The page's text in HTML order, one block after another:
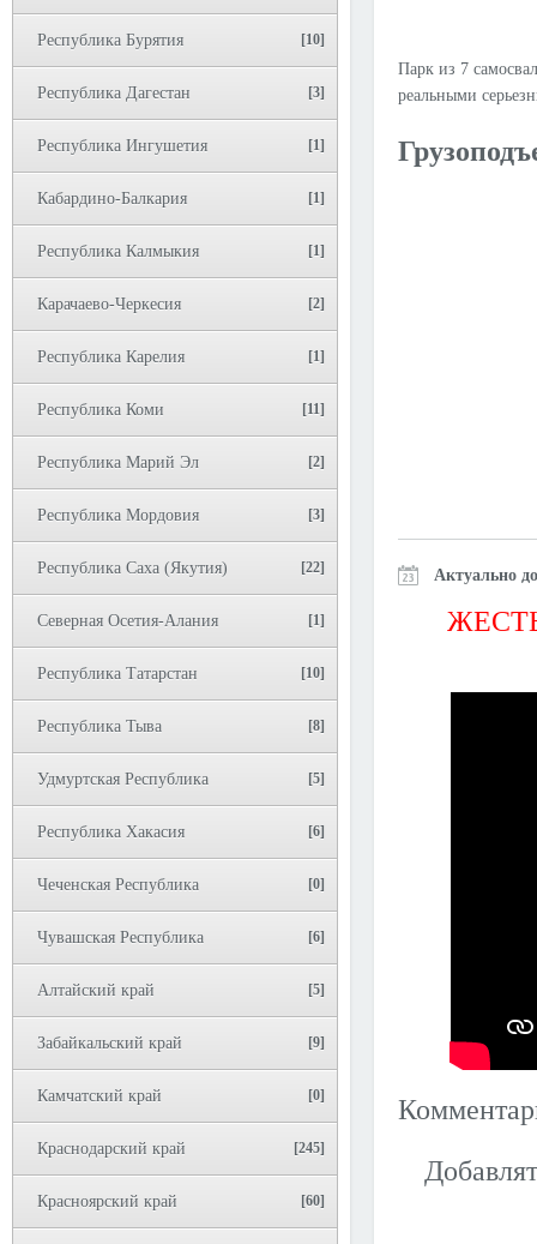
Республика Бурятия [10]
Республика Дагестан [3]
Республика Ингушетия [1]
Кабардино-Балкария [1]
Республика Калмыкия [1]
Карачаево-Черкесия [2]
Республика Карелия [1]
Республика Коми [11]
Республика Марий Эл [2]
Республика Мордовия [3]
Республика Саха (Якутия) [22]
Северная Осетия-Алания [1]
Республика Татарстан [10]
Республика Тыва [8]
Удмуртская Республика [5]
Республика Хакасия [6]
Чеченская Республика [0]
Чувашская Республика [6]
Алтайский край [5]
Забайкальский край [9]
Камчатский край [0]
Краснодарский край [245]
Красноярский край [60]
Парк из 7
реальными
Актуально